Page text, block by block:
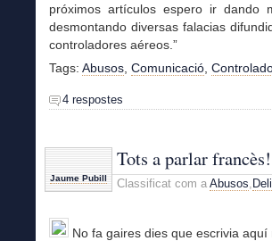
próximos artículos espero ir dando
desmontando diversas falacias
controladores aéreos.”
Tags: Abusos, Comunicació,
4 respostes
Jaume Pubill
Tots a parlar francès!
Classificat com a Abusos
No fa gaires dies que escrivia